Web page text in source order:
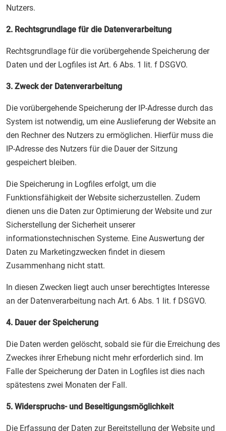
Nutzers.
2. Rechtsgrundlage für die Datenverarbeitung
Rechtsgrundlage für die vorübergehende Speicherung der
Daten und der Logfiles ist Art. 6 Abs. 1 lit. f DSGVO.
3. Zweck der Datenverarbeitung
Die vorübergehende Speicherung der IP-Adresse durch das
System ist notwendig, um eine Auslieferung der Website an
den Rechner des Nutzers zu ermöglichen. Hierfür muss die
IP-Adresse des Nutzers für die Dauer der Sitzung
gespeichert bleiben.
Die Speicherung in Logfiles erfolgt, um die
Funktionsfähigkeit der Website sicherzustellen. Zudem
dienen uns die Daten zur Optimierung der Website und zur
Sicherstellung der Sicherheit unserer
informationstechnischen Systeme. Eine Auswertung der
Daten zu Marketingzwecken findet in diesem
Zusammenhang nicht statt.
In diesen Zwecken liegt auch unser berechtigtes Interesse
an der Datenverarbeitung nach Art. 6 Abs. 1 lit. f DSGVO.
4. Dauer der Speicherung
Die Daten werden gelöscht, sobald sie für die Erreichung des
Zweckes ihrer Erhebung nicht mehr erforderlich sind. Im
Falle der Speicherung der Daten in Logfiles ist dies nach
spätestens zwei Monaten der Fall.
5. Widerspruchs- und Beseitigungsmöglichkeit
Die Erfassung der Daten zur Bereitstellung der Website und